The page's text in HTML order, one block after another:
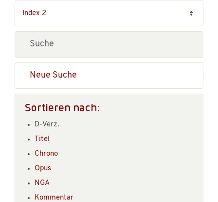
Neue Suche
Sortieren nach:
D-Verz.
Titel
Chrono
Opus
NGA
Kommentar